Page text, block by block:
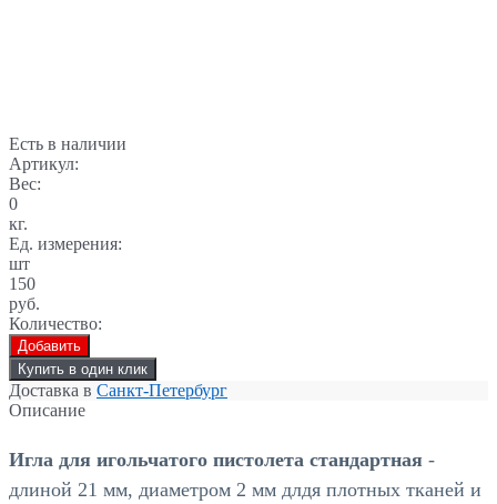
Есть в наличии
Артикул:
Вес:
0
кг.
Ед. измерения:
шт
150
руб.
Количество:
Добавить
Купить в один клик
Доставка в Санкт-Петербург
Описание
Игла для игольчатого пистолета стандартная -
длиной 21 мм, диаметром 2 мм длдя плотных тканей и